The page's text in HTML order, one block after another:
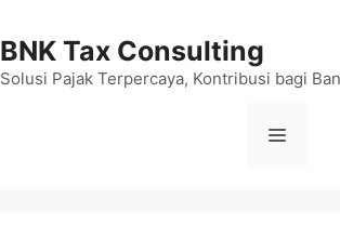
BNK Tax Consulting
Solusi Pajak Terpercaya, Kontribusi bagi
Menu